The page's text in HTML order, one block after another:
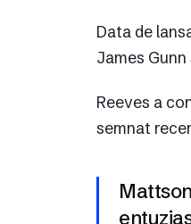
Data de
James
Reeves a
semnat